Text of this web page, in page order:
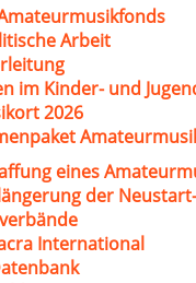
Arbeit
im Kinder- und
2026
eines
der
International